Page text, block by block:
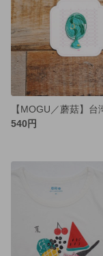
540円